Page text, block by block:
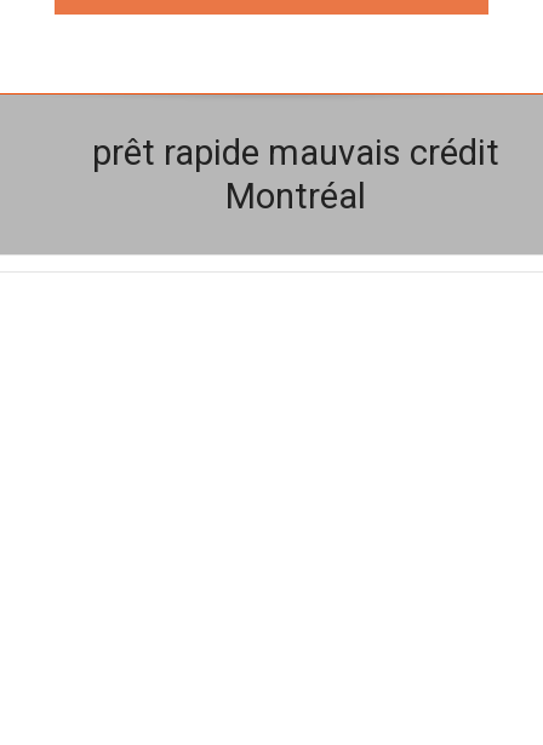
prêt rapide mauvais crédit
Montréal